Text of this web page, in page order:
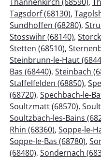
Tagsdorf (68130),
Sundhoffen (68280),
Stosswihr (68140),
Stetten (68510),
Steinbrunn-le-Haut
Bas (68440), Steinbach
Staffelfelden (68850),
(68720), Spechbach-le-
Soultzmatt (68570),
Soultzbach-les-Bains
Rhin (68360), Soppe-le-
Soppe-le-Bas (68780),
(68480), Sondernach